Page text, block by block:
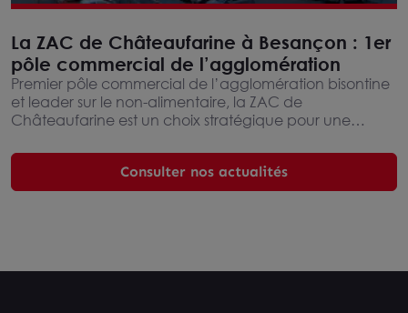
La ZAC de Châteaufarine à Besançon : 1er
pôle commercial de l’agglomération
Premier pôle commercial de l’agglomération bisontine
et leader sur le non-alimentaire, la ZAC de
Châteaufarine est un choix stratégique pour une
Consulter nos actualités